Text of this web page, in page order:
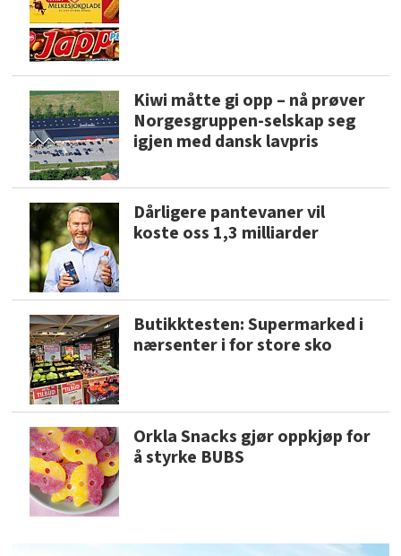
Kiwi måtte gi opp – nå prøver
Norgesgruppen-selskap seg
igjen med dansk lavpris
Dårligere pantevaner vil
koste oss 1,3 milliarder
Butikktesten: Supermarked i
nærsenter i for store sko
Orkla Snacks gjør oppkjøp for
å styrke BUBS